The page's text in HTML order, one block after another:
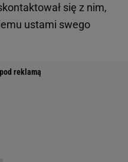
się z nim,
ustami swego